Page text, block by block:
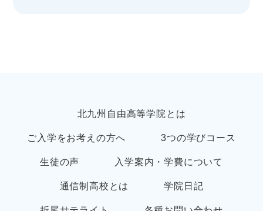
北九州自由高等学院とは
ご入学をお考えの方へ 3つの学びコース
生徒の声 入学案内・学費について
通信制高校とは 学院日記